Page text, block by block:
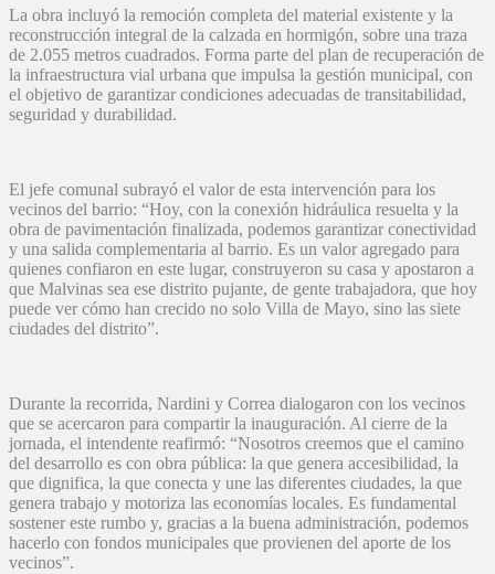
La obra incluyó la remoción completa del material existente y la
reconstrucción integral de la calzada en hormigón, sobre una traza
de 2.055 metros cuadrados. Forma parte del plan de recuperación de
la infraestructura vial urbana que impulsa la gestión municipal, con
el objetivo de garantizar condiciones adecuadas de transitabilidad,
seguridad y durabilidad.
El jefe comunal subrayó el valor de esta intervención para los
vecinos del barrio: “Hoy, con la conexión hidráulica resuelta y la
obra de pavimentación finalizada, podemos garantizar conectividad
y una salida complementaria al barrio. Es un valor agregado para
quienes confiaron en este lugar, construyeron su casa y apostaron a
que Malvinas sea ese distrito pujante, de gente trabajadora, que hoy
puede ver cómo han crecido no solo Villa de Mayo, sino las siete
ciudades del distrito”.
Durante la recorrida, Nardini y Correa dialogaron con los vecinos
que se acercaron para compartir la inauguración. Al cierre de la
jornada, el intendente reafirmó: “Nosotros creemos que el camino
del desarrollo es con obra pública: la que genera accesibilidad, la
que dignifica, la que conecta y une las diferentes ciudades, la que
genera trabajo y motoriza las economías locales. Es fundamental
sostener este rumbo y, gracias a la buena administración, podemos
hacerlo con fondos municipales que provienen del aporte de los
vecinos”.